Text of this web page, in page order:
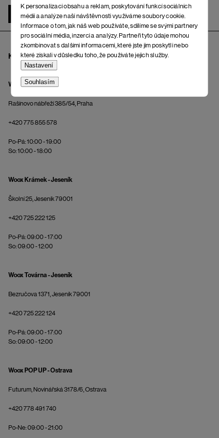
K personalizaci obsahu a reklam, poskytování funkcí sociálních
médií a analýze naší návštěvnosti využíváme soubory cookie.
Informace o tom, jak náš web používáte, sdílíme se svými partnery
pro sociální média, inzerci a analýzy. Partneři tyto údaje mohou
zkombinovat s dalšími informacemi, které jste jim poskytli nebo
které získali v důsledku toho, že používáte jejich služby.
Nastavení
Souhlasím
ŽENA MUŽ
KAMENNÉ PRODEJNY A OSOBNÍ ODBĚR
Wooxusní Šatna - Praha
Rašínovo nábřeží 385/54, Praha
+420 775 855 578
Po-Pá: 10:00 - 19:00
So: 10:00 - 18:00
Woox Krámek - Jeseník
Školní 25, Jeseník 79001
+420 725 222 125
Po-Pá: 09:00 - 17:00
So: 09:00 - 12:00
Woox Továrna - Jeseník
Bezručova 1371, Jeseník 79001
+420 725 222 124
Po-Pá: 09:00 - 17:00
So: 09:00 - 12:00
Woox POP UP - Ostrava
Futurum, Novinářská 3178/6, Ostrava
+420 778 491 740
Po-Ne: 09:00 - 21:00